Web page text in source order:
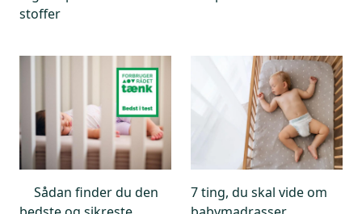
stoffer
Sådan finder du den
7 ting, du skal vide om